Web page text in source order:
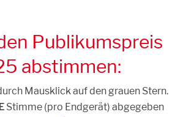
Publikumspreis
abstimmen:
Mausklick auf den grauen Stern.
Stimme (pro Endgerät) abgegeben